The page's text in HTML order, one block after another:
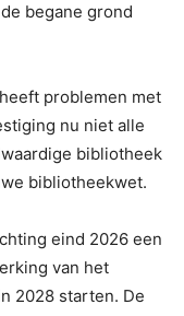
begane grond
problemen met
nu niet alle
bibliotheek
bibliotheekwet.
eind 2026 een
van het
2028 starten. De